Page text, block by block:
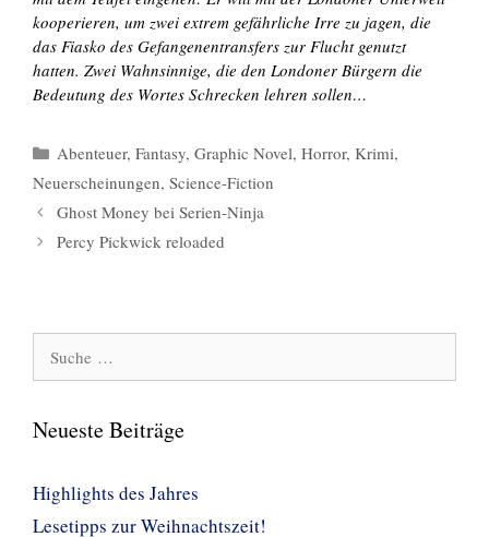
kooperieren, um zwei extrem gefährliche Irre zu jagen, die
das Fiasko des Gefangenentransfers zur Flucht genutzt
hatten. Zwei Wahnsinnige, die den Londoner Bürgern die
Bedeutung des Wortes Schrecken lehren sollen…
Kategorien
Abenteuer, Fantasy, Graphic Novel, Horror, Krimi,
Neuerscheinungen, Science-Fiction
Ghost Money bei Serien-Ninja
Percy Pickwick reloaded
Neueste Beiträge
Highlights des Jahres
Lesetipps zur Weihnachtszeit!